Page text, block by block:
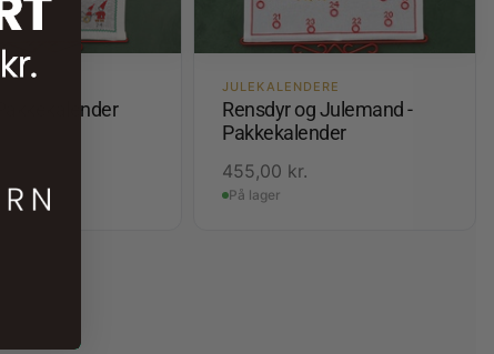
JULEKALENDERE
Rensdyr og Julemand -
Pakkekalender
455,00 kr.
På lager